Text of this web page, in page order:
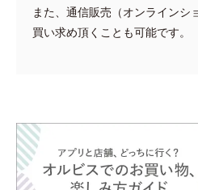
また、通信販売（オンラインシ
買い求め頂くことも可能です。